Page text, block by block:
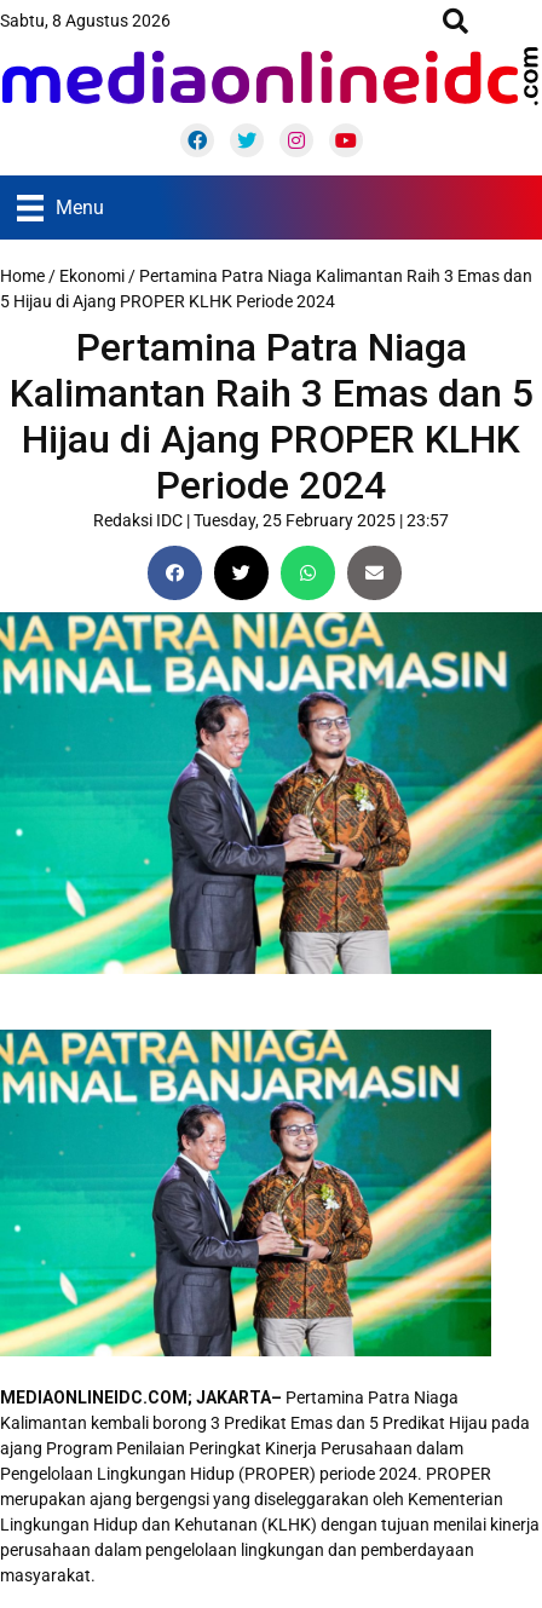
Sabtu, 8 Agustus 2026
FacebookTwitter InstagramYoutube
Menu
Home / Ekonomi / Pertamina Patra Niaga Kalimantan Raih 3 Emas dan
5 Hijau di Ajang PROPER KLHK Periode 2024
Pertamina Patra Niaga
Kalimantan Raih 3 Emas dan 5
Hijau di Ajang PROPER KLHK
Periode 2024
Redaksi IDC |Tuesday, 25 February 2025 | 23:57
MEDIAONLINEIDC.COM; JAKARTA– Pertamina Patra Niaga
Kalimantan kembali borong 3 Predikat Emas dan 5 Predikat Hijau pada
ajang Program Penilaian Peringkat Kinerja Perusahaan dalam
Pengelolaan Lingkungan Hidup (PROPER) periode 2024. PROPER
merupakan ajang bergengsi yang diseleggarakan oleh Kementerian
Lingkungan Hidup dan Kehutanan (KLHK) dengan tujuan menilai kinerja
perusahaan dalam pengelolaan lingkungan dan pemberdayaan
masyarakat.